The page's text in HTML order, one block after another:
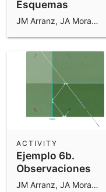
Esquemas
JM Arranz, JA Mora, M Sada y R Losada
Ejemplo 6b.
Observaciones
cotidianas
ACTIVITY
JM Arranz, JA Mora, M Sada y R Losada